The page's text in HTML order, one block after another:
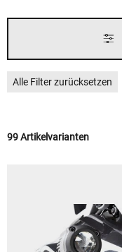
Alle Filter zurücksetzen
99 Artikelvarianten